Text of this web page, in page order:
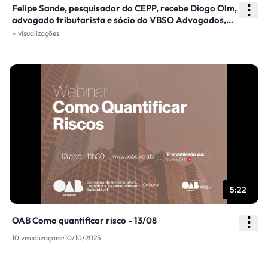
Felipe Sande, pesquisador do CEPP, recebe Diogo Olm,
advogado tributarista e sócio do VBSO Advogados,
para uma conversa sobre os principais
⋮
– visualizações
5:22
OAB Como quantificar risco - 13/08 ⋮
10 visualizações•10/10/2025